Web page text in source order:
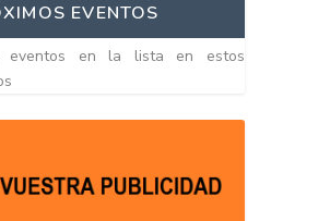
EVENTOS
eventos en la lista en estos